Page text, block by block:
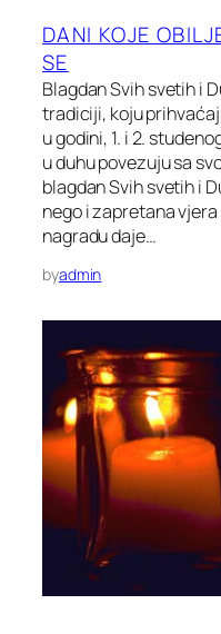
DANI KOJE
SE
Blagdan Svih svetih i
tradiciji, koju
u godini, 1. i 2.
u duhu povezuju sa
blagdan Svih svetih i
nego i zapretana
nagradu daje…
byadmin